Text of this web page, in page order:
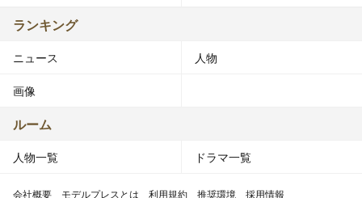
ランキング
ニュース 人物
画像
ルーム
人物一覧 ドラマ一覧
会社概要 モデルプレスとは 利用規約 推奨環境 採用情報